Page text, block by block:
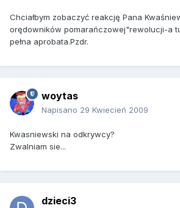
Chciałbym zobaczyć reakcję Pana
orędowników pomarańczowej"rewolucji-a
pełna aprobata.Pzdr.
woytas
Napisano 29 Kwiecień 2009
Kwasniewski na odkrywcy?
Zwalniam sie...
dzieci3